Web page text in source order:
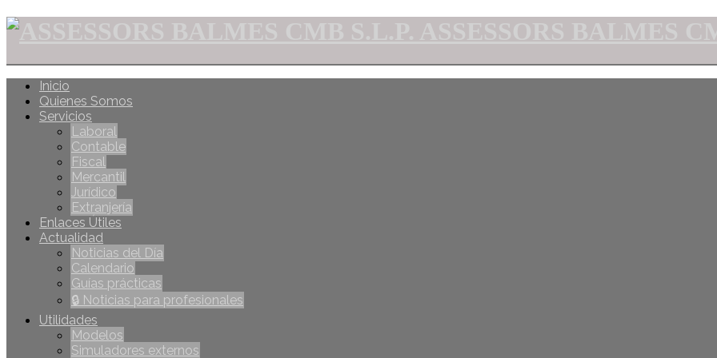
Inicio
Quienes Somos
Servicios
Laboral
Contable
Fiscal
Mercantil
Jurídico
Extranjería
Enlaces Útiles
Actualidad
Noticias del Día
Calendario
Guías prácticas
🔒 Noticias para profesionales
Utilidades
Modelos
Simuladores externos